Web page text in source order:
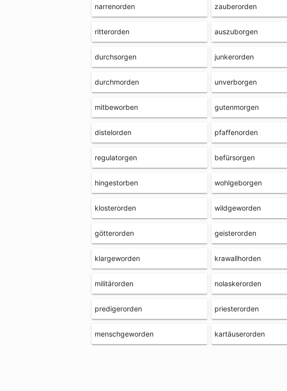
narrenorden zauberorden
ritterorden auszuborgen
durchsorgen junkerorden
durchmorden unverborgen
mitbeworben gutenmorgen
distelorden pfaffenorden
regulatorgen befürsorgen
hingestorben wohlgeborgen
klosterorden wildgeworden
götterorden geisterorden
klargeworden krawallhorden
militärorden nolaskerorden
predigerorden priesterorden
menschgeworden kartäuserorden